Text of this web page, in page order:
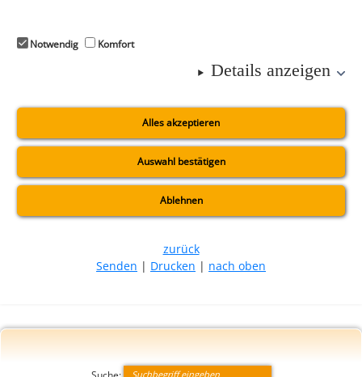
Notwendig Komfort
Details anzeigen
Alles akzeptieren
Auswahl bestätigen
Ablehnen
zurück
Senden
Drucken nach oben